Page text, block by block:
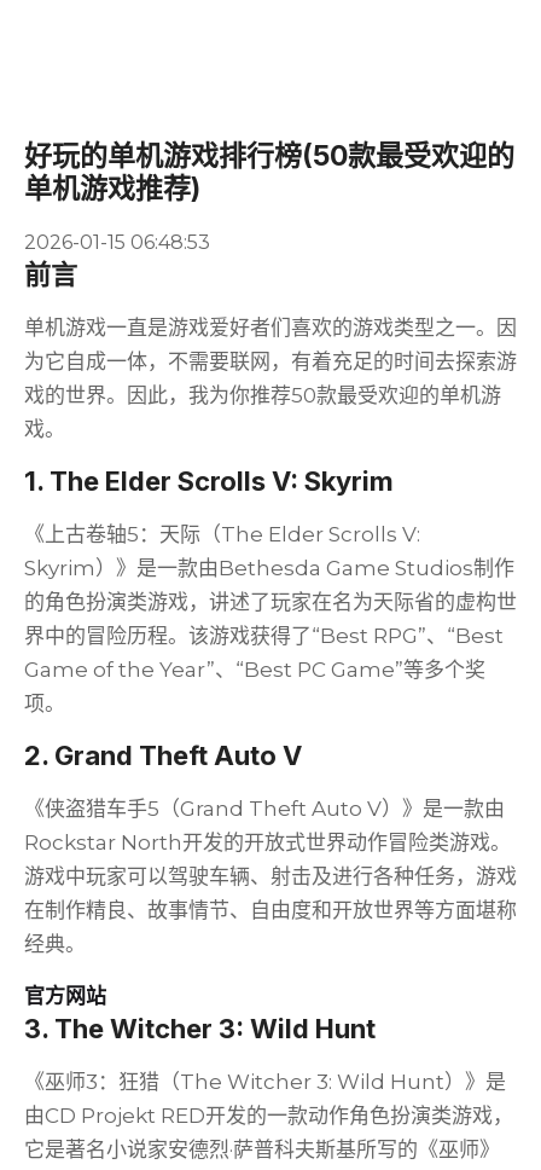
好玩的单机游戏排行榜(50款最受欢迎的
单机游戏推荐)
2026-01-15 06:48:53
前言
单机游戏一直是游戏爱好者们喜欢的游戏类型之一。因
为它自成一体，不需要联网，有着充足的时间去探索游
戏的世界。因此，我为你推荐50款最受欢迎的单机游
戏。
1. The Elder Scrolls V: Skyrim
《上古卷轴5：天际（The Elder Scrolls V:
Skyrim）》是一款由Bethesda Game Studios制作
的角色扮演类游戏，讲述了玩家在名为天际省的虚构世
界中的冒险历程。该游戏获得了“Best RPG”、“Best
Game of the Year”、“Best PC Game”等多个奖
项。
2. Grand Theft Auto V
《侠盗猎车手5（Grand Theft Auto V）》是一款由
Rockstar North开发的开放式世界动作冒险类游戏。
游戏中玩家可以驾驶车辆、射击及进行各种任务，游戏
在制作精良、故事情节、自由度和开放世界等方面堪称
经典。
官方网站
3. The Witcher 3: Wild Hunt
《巫师3：狂猎（The Witcher 3: Wild Hunt）》是
由CD Projekt RED开发的一款动作角色扮演类游戏，
它是著名小说家安德烈·萨普科夫斯基所写的《巫师》